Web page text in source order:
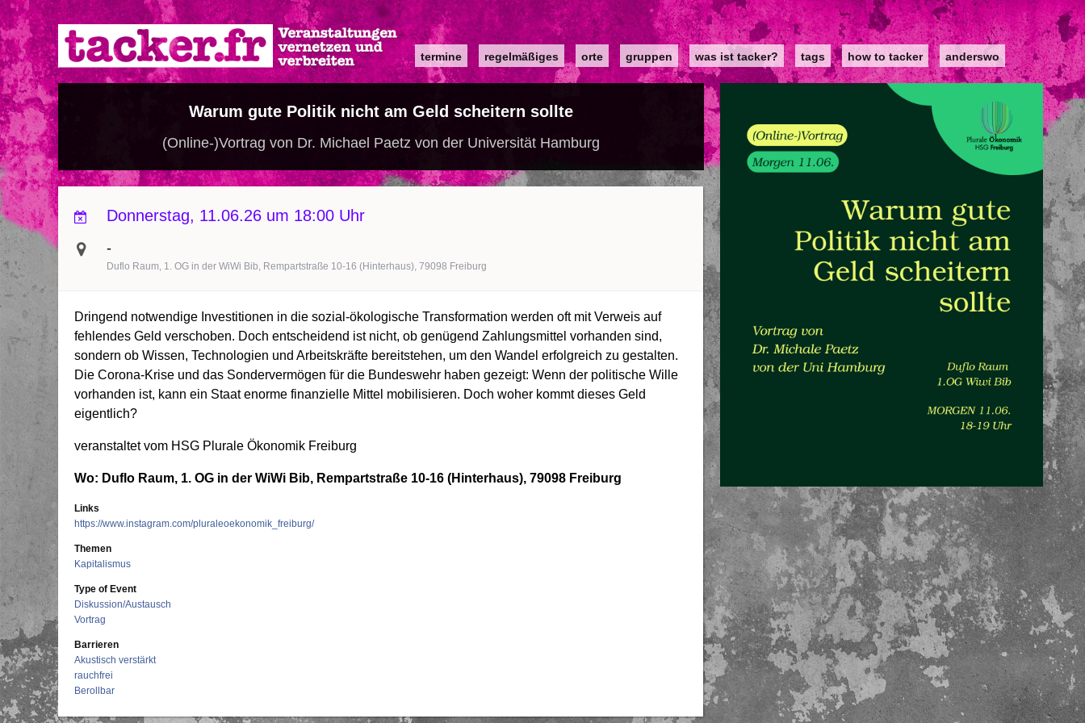
Direkt
zum
Inhalt
Main
navigation
termine regelmäßiges orte gruppen was ist tacker? tags how to tacker anderswo
Warum gute Politik nicht am Geld scheitern sollte
(Online-)Vortrag von Dr. Michael Paetz von der Universität Hamburg
Donnerstag, 11.06.26 um 18:00 Uhr
-
Duflo Raum, 1. OG in der WiWi Bib, Rempartstraße 10-16 (Hinterhaus), 79098 Freiburg
Dringend notwendige Investitionen in die sozial-ökologische Transformation werden oft mit Verweis auf
fehlendes Geld verschoben. Doch entscheidend ist nicht, ob genügend Zahlungsmittel vorhanden sind,
sondern ob Wissen, Technologien und Arbeitskräfte bereitstehen, um den Wandel erfolgreich zu gestalten.
Die Corona-Krise und das Sondervermögen für die Bundeswehr haben gezeigt: Wenn der politische Wille
vorhanden ist, kann ein Staat enorme finanzielle Mittel mobilisieren. Doch woher kommt dieses Geld
eigentlich?
veranstaltet vom HSG Plurale Ökonomik Freiburg
Wo: Duflo Raum, 1. OG in der WiWi Bib, Rempartstraße 10-16 (Hinterhaus), 79098 Freiburg
Links
https://www.instagram.com/pluraleoekonomik_freiburg/
Themen
Kapitalismus
Type of Event
Diskussion/Austausch
Vortrag
Barrieren
Akustisch verstärkt
rauchfrei
Berollbar